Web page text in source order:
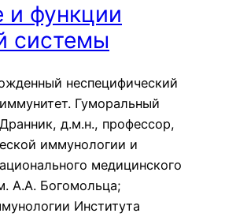
и функции
системы
неспецифический
Гуморальный
д.м.н., профессор,
иммунологии и
медицинского
А.А. Богомольца;
Института